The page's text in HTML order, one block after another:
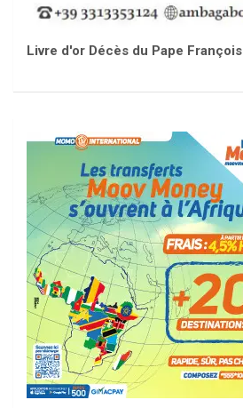
Livre d'or Décès du Pape François